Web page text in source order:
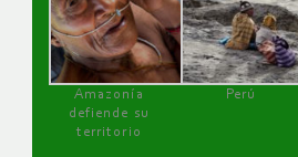
Amazonía
defiende su
territorio
Perú